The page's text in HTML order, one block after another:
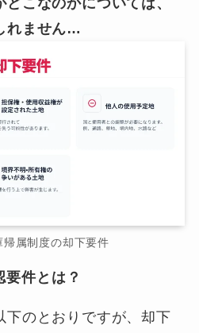
こなのかについては、
れません…
属制度の却下要件
要件とは？
下のとおりですが、却下